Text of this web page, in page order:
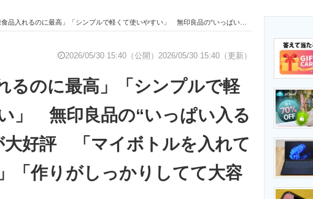
経営リーダーのコミュニティ
製造業のIT導入・活用を支援
ス専門サイト エネルギーの専門メディア
るのに最高」「シンプルで軽くて使いやすい」 無印良品の“いっぱい入る保冷バッグ”が大好評 「マイボトルを入れても余裕がある」「作りがしっかりしてて大容量」
2026/05/30 15:40（公開） 2026/05/30 15:40（更新）
るのに最高」「シンプルで軽
」 無印良品の“いっぱい入る
大好評 「マイボトルを入れて
「作りがしっかりしてて大容